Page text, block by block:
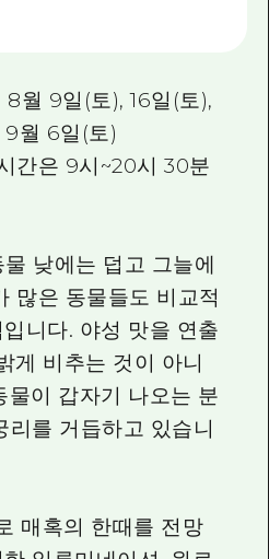
8월 9일(토), 16일(토),
9월 6일(토)
간은 9시~20시 30분
낮에는 덥고 그늘에
많은 동물들도 비교적
니다. 야성 맛을 연출
게 비추는 것이 아니
물이 갑자기 나오는 분
리를 거듭하고 있습니
매혹의 한때를 전망